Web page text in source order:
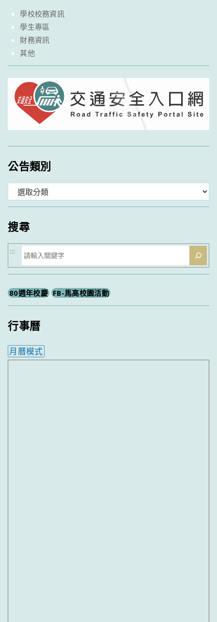
學校校務資訊
學生專區
財務資訊
其他
公告類別
類
搜尋
搜
尋
:::
80週年校慶 FB-馬高校園活動
行事曆
月曆模式